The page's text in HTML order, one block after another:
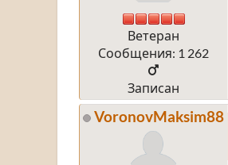
Ветеран
Сообщения: 1 262
Записан
VoronovMaksim88